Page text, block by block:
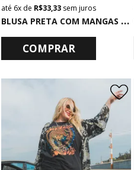
B
LUSA PRETA COM MANGAS AMPLAS EM TULE ROCK
6x de R$ 33,33 sem juros
COMPRAR